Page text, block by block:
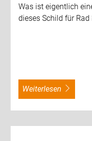
Was ist eigentlich
dieses Schild für
weiterlesen